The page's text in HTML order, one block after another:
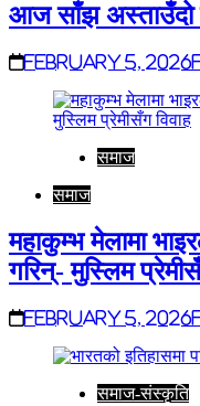
आज साँझ अस्ताउँदो
February 5, 2026
समाज
समाज
महाकुम्भ मेलामा
गरिन्- मुस्लिम
February 5, 2026
समाज-संस्कृति